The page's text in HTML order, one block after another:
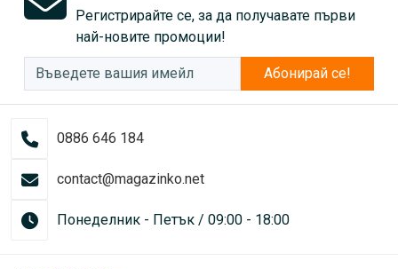
Регистрирайте се, за да получавате първи
най-новите промоции!
Абонирай се!
0886 646 184
contact@magazinko.net
Понеделник - Петък / 09:00 - 18:00